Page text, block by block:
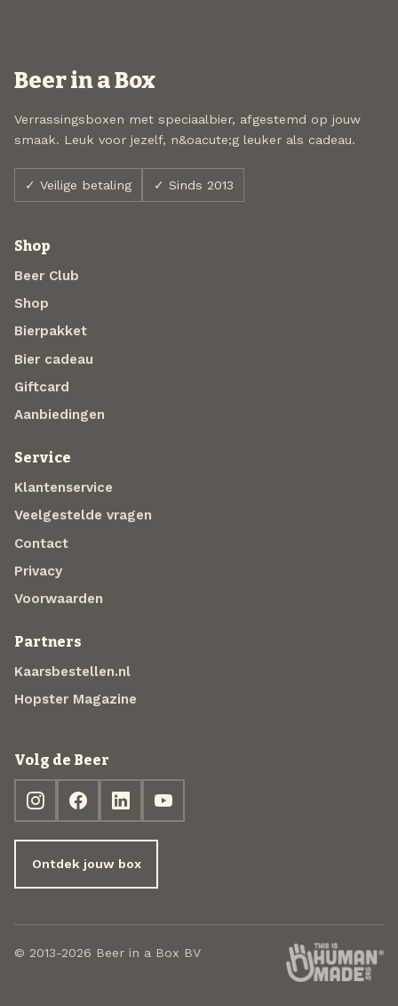
Beer in a Box
Verrassingsboxen met speciaalbier, afgestemd op jouw
smaak. Leuk voor jezelf, n&oacute;g leuker als cadeau.
✓ Veilige betaling ✓ Sinds 2013
Shop
Beer Club
Shop
Bierpakket
Bier cadeau
Giftcard
Aanbiedingen
Service
Klantenservice
Veelgestelde vragen
Contact
Privacy
Voorwaarden
Partners
Kaarsbestellen.nl
Hopster Magazine
Volg de Beer
Ontdek jouw box
© 2013-2026 Beer in a Box BV